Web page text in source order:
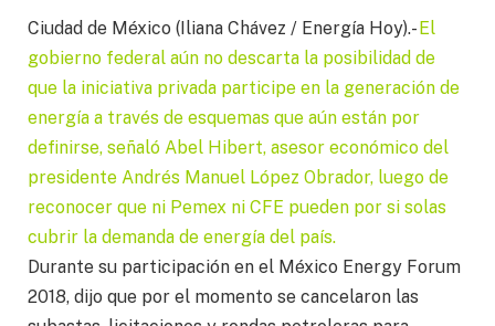
Ciudad de México (Iliana Chávez / Energía Hoy).-El
gobierno federal aún no descarta la posibilidad de
que la iniciativa privada participe en la generación de
energía a través de esquemas que aún están por
definirse, señaló Abel Hibert, asesor económico del
presidente Andrés Manuel López Obrador, luego de
reconocer que ni Pemex ni CFE pueden por si solas
cubrir la demanda de energía del país.
Durante su participación en el México Energy Forum
2018, dijo que por el momento se cancelaron las